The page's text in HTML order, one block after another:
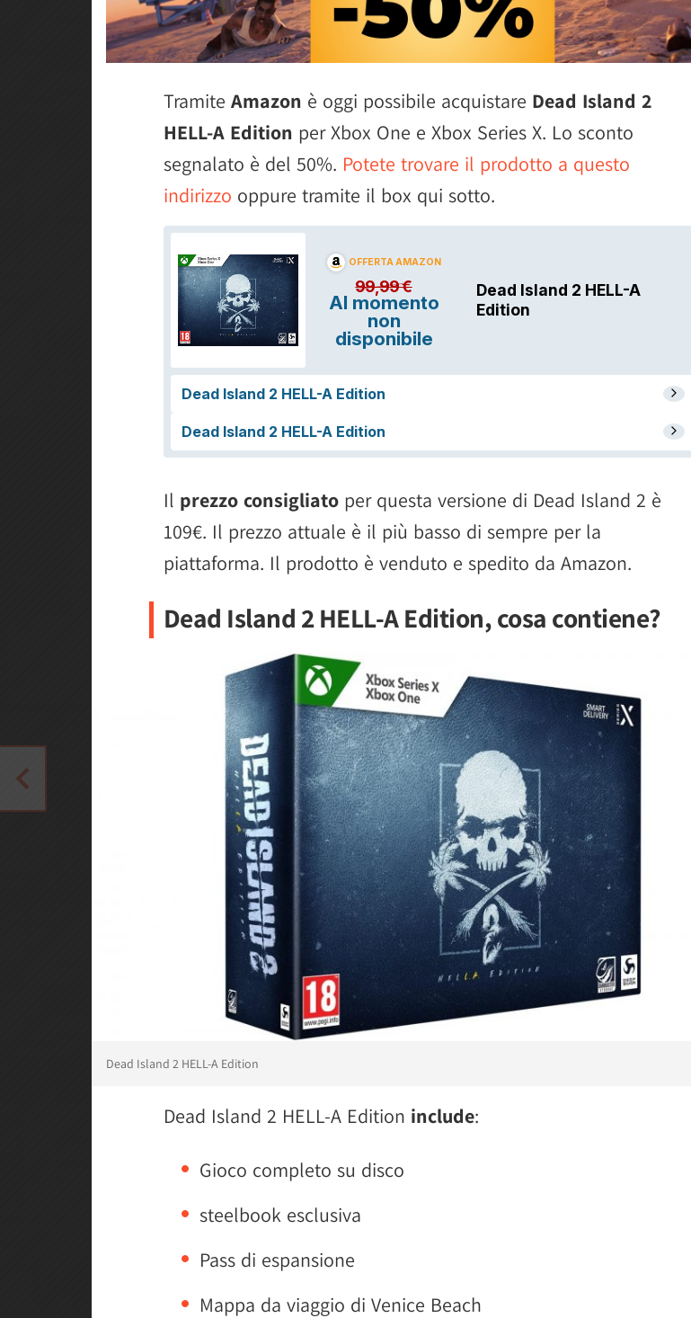
Tramite Amazon è oggi possibile acquistare Dead Island 2
HELL-A Edition per Xbox One e Xbox Series X. Lo sconto
segnalato è del 50%. Potete trovare il prodotto a questo
indirizzo oppure tramite il box qui sotto.
Il prezzo consigliato per questa versione di Dead Island 2 è
109€. Il prezzo attuale è il più basso di sempre per la
piattaforma. Il prodotto è venduto e spedito da Amazon.
Dead Island 2 HELL-A Edition, cosa contiene?
Dead Island 2 HELL-A Edition
Dead Island 2 HELL-A Edition include:
Gioco completo su disco
steelbook esclusiva
Pass di espansione
Mappa da viaggio di Venice Beach